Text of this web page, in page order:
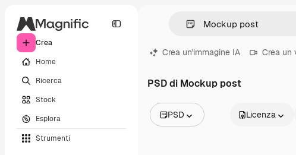
Crea
Home
Ricerca
Stock
Esplora
Strumenti
Crea un'immagine IA Crea un
PSD di Mockup post
PSD Licenza